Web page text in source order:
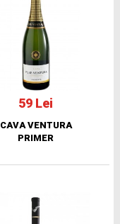
59 Lei
CAVA VENTURA
PRIMER